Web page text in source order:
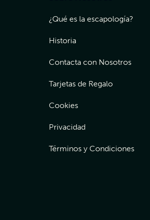
¿Qué es la escapología?
Historia
Contacta con Nosotros
Tarjetas de Regalo
Cookies
Privacidad
Términos y Condiciones